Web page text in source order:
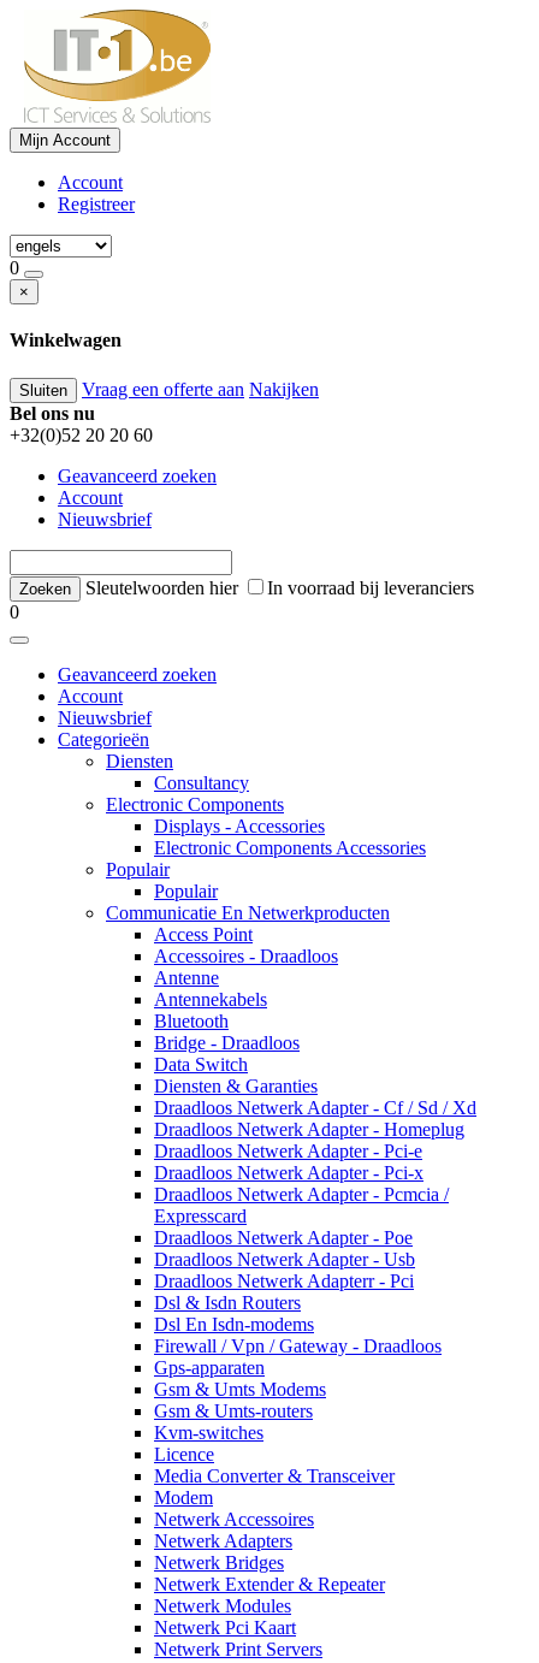
Mijn Account
Account
Registreer
0
×
Winkelwagen
Sluiten Vraag een offerte aan Nakijken
Bel ons nu
+32(0)52 20 20 60
Geavanceerd zoeken
Account
Nieuwsbrief
Sleutelwoorden hier
In voorraad bij leveranciers
0
Geavanceerd zoeken
Account
Nieuwsbrief
Categorieën
Diensten
Consultancy
Electronic Components
Displays - Accessories
Electronic Components Accessories
Populair
Populair
Communicatie En Netwerkproducten
Access Point
Accessoires - Draadloos
Antenne
Antennekabels
Bluetooth
Bridge - Draadloos
Data Switch
Diensten & Garanties
Draadloos Netwerk Adapter - Cf / Sd / Xd
Draadloos Netwerk Adapter - Homeplug
Draadloos Netwerk Adapter - Pci-e
Draadloos Netwerk Adapter - Pci-x
Draadloos Netwerk Adapter - Pcmcia /
Expresscard
Draadloos Netwerk Adapter - Poe
Draadloos Netwerk Adapter - Usb
Draadloos Netwerk Adapterr - Pci
Dsl & Isdn Routers
Dsl En Isdn-modems
Firewall / Vpn / Gateway - Draadloos
Gps-apparaten
Gsm & Umts Modems
Gsm & Umts-routers
Kvm-switches
Licence
Media Converter & Transceiver
Modem
Netwerk Accessoires
Netwerk Adapters
Netwerk Bridges
Netwerk Extender & Repeater
Netwerk Modules
Netwerk Pci Kaart
Netwerk Print Servers